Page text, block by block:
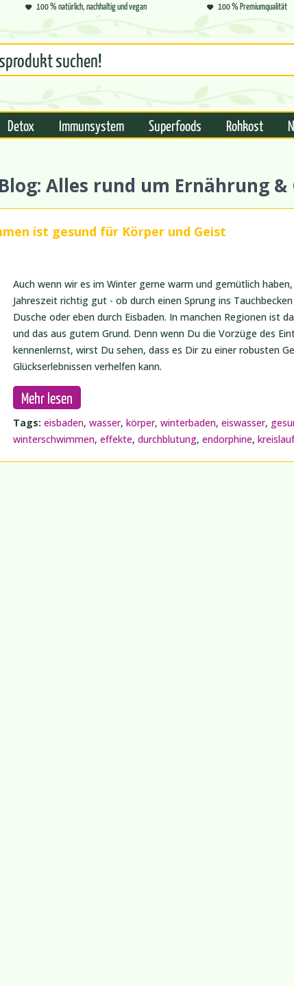
100 % natürlich, nachhaltig und vegan 100 % Premiumqualität
Detox Immunsystem Superfoods Rohkost
Alles rund um Ernährung
ist gesund für Körper und Geist
Auch wenn wir es im Winter gerne warm und gemütlich
Jahreszeit richtig gut - ob durch einen Sprung ins
Dusche oder eben durch Eisbaden. In manchen Regionen ist
und das aus gutem Grund. Denn wenn Du die Vorzüge des
kennenlernst, wirst Du sehen, dass es Dir zu einer robusten
Glückserlebnissen verhelfen kann.
Mehr lesen
Tags: eisbaden,wasser,körper,winterbaden,eiswasser,
winterschwimmen,effekte,durchblutung,endorphine,